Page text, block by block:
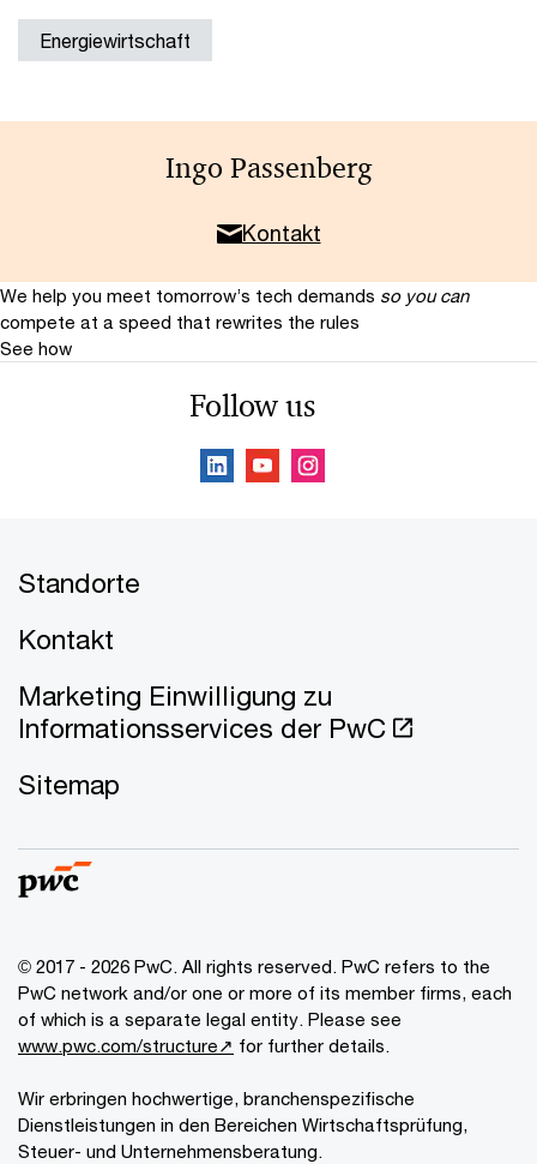
Energiewirtschaft
Ingo Passenberg
Kontakt
We help you meet tomorrow’s tech demands so you can
compete at a speed that rewrites the rules
See how
Follow us
Standorte
Kontakt
Marketing Einwilligung zu
Informationsservices der PwC
Sitemap
© 2017 - 2026 PwC. All rights reserved. PwC refers to the
PwC network and/or one or more of its member firms, each
of which is a separate legal entity. Please see
www.pwc.com/structure↗ for further details.
Wir erbringen hochwertige, branchenspezifische
Dienstleistungen in den Bereichen Wirtschaftsprüfung,
Steuer- und Unternehmensberatung.